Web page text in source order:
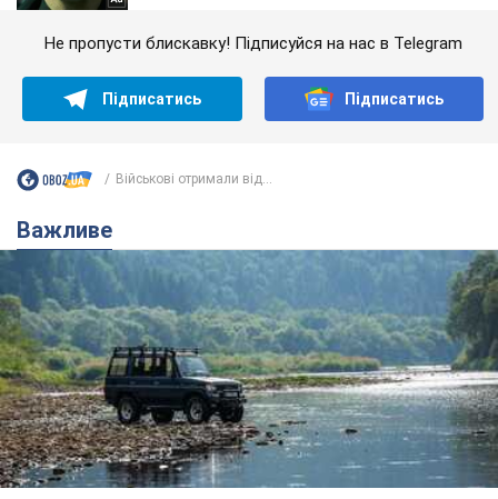
Не пропусти блискавку! Підписуйся на нас в Telegram
Підписатись Підписатись
Військові отримали від...
Важливе